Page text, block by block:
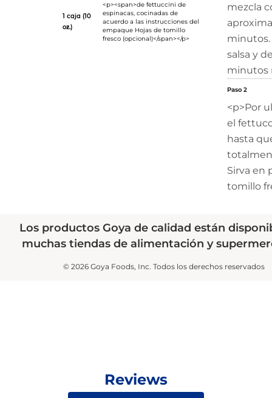
1 caja (10
oz.)
<p><span>de fettuccini de
espinacas, cocinadas de
acuerdo a las instrucciones del
empaque Hojas de tomillo
fresco (opcional)</span></p>
mezcla
minutos.
salsa y
minutos
Paso 2
<p>Por
el
hasta
Sirva en
tomillo
Los productos Goya de calidad están
muchas tiendas de alimentación y
© 2026 Goya Foods, Inc. Todos los derechos reservados
Reviews